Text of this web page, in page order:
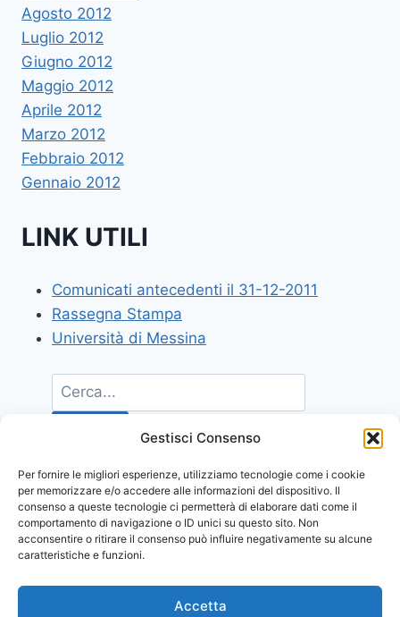
Gestisci Consenso
Per fornire le migliori esperienze, utilizziamo tecnologie come i cookie
per memorizzare e/o accedere alle informazioni del dispositivo. Il
consenso a queste tecnologie ci permetterà di elaborare dati come il
comportamento di navigazione o ID unici su questo sito. Non
acconsentire o ritirare il consenso può influire negativamente su alcune
caratteristiche e funzioni.
Accetta
Agosto 2012
Luglio 2012
Giugno 2012
Maggio 2012
Aprile 2012
Marzo 2012
Febbraio 2012
Gennaio 2012
LINK UTILI
Comunicati antecedenti il 31-12-2011
Rassegna Stampa
Università di Messina